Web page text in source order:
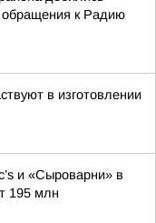
обращения к Радию
в изготовлении
и «Сыроварни» в
195 млн